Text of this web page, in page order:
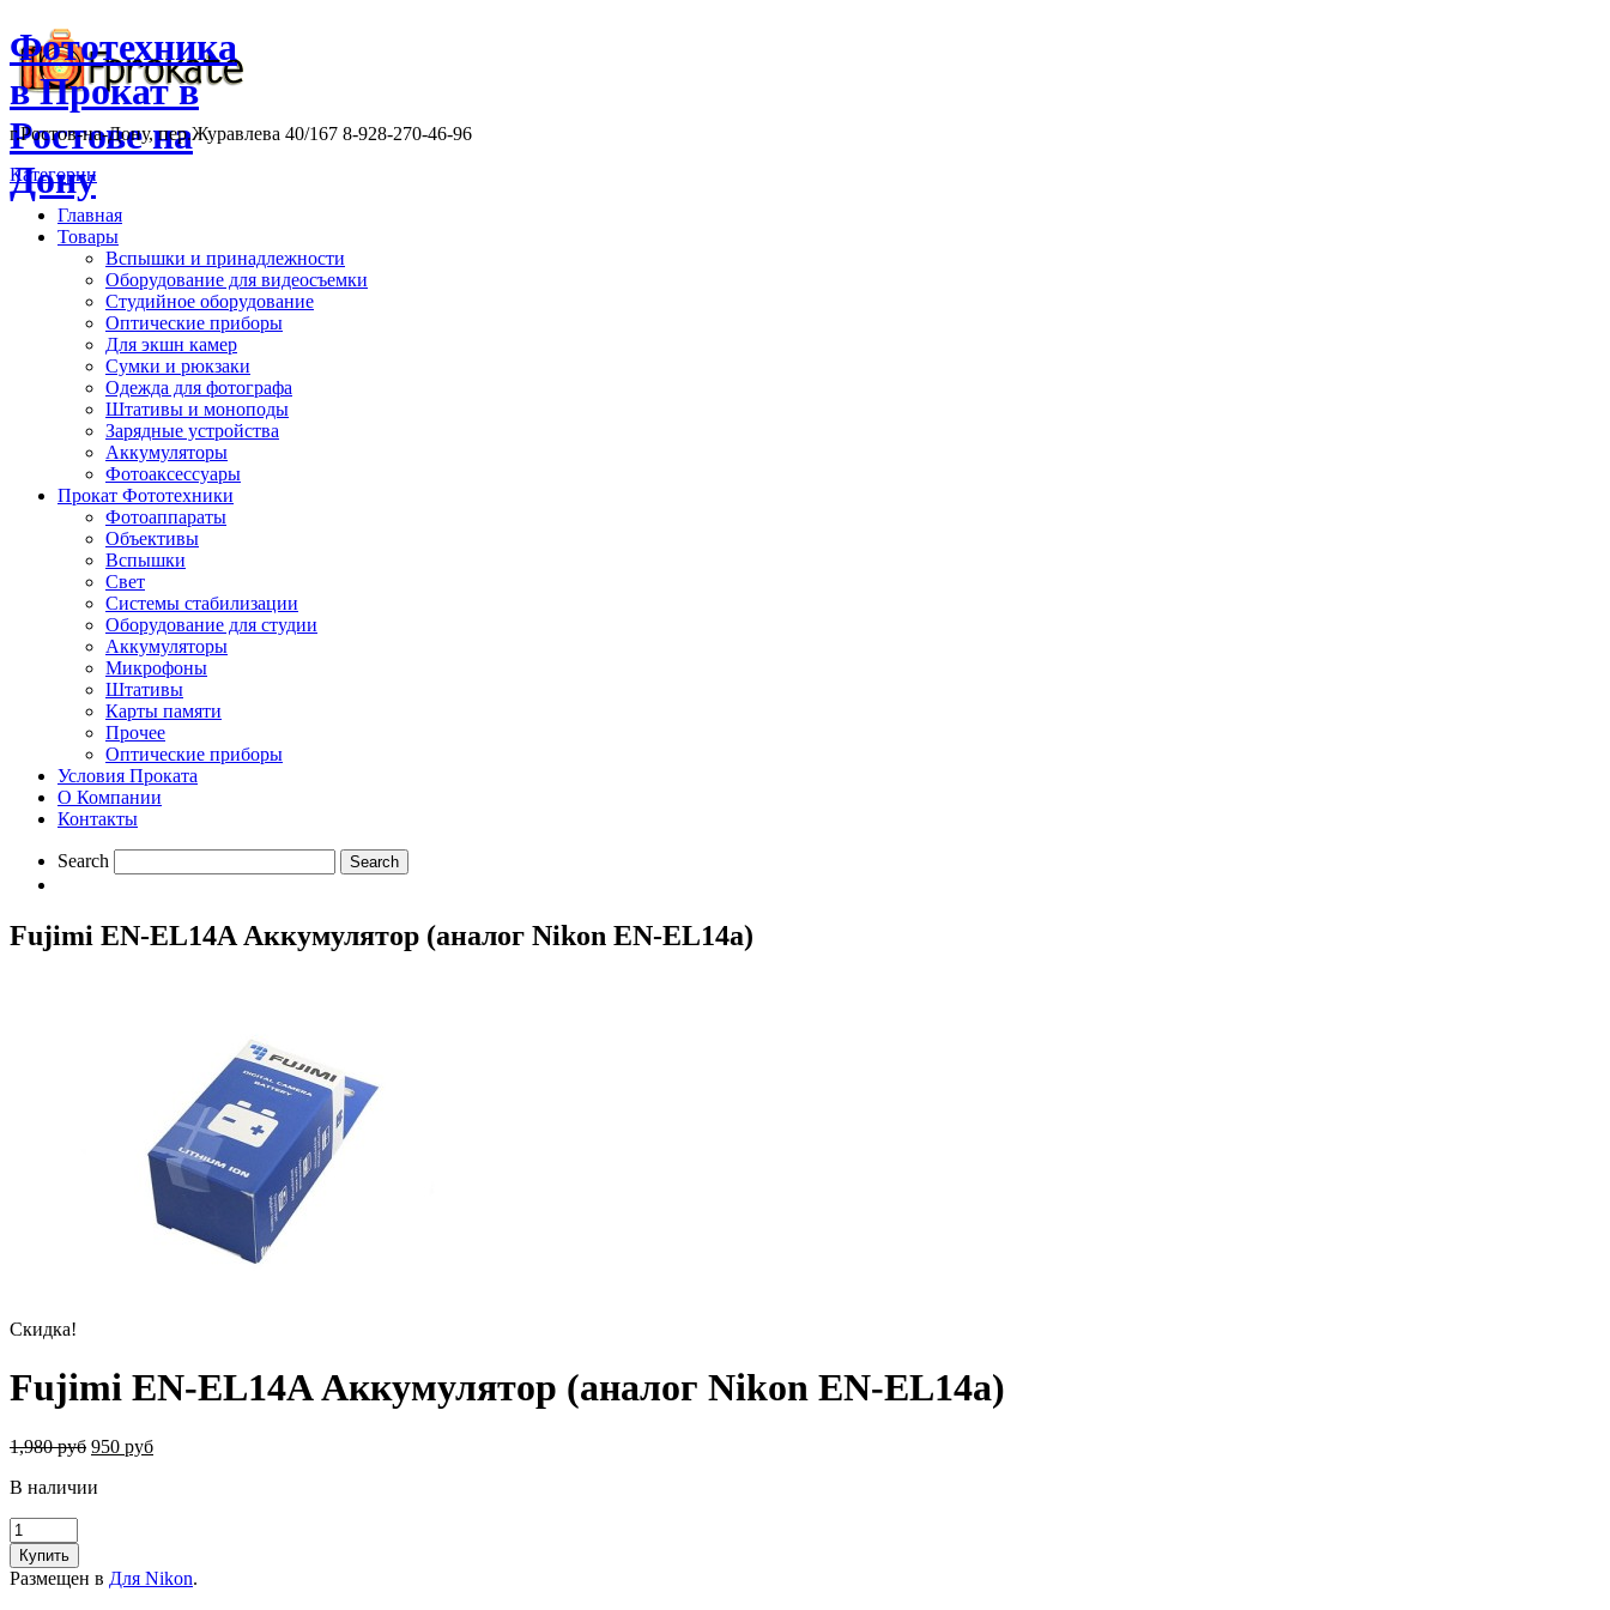
Фототехника
в Прокат в
Ростове на
Дону
г.Ростов-на-Дону, пер.Журавлева 40/167 8-928-270-46-96
Категории
Главная
Товары
Вспышки и принадлежности
Оборудование для видеосъемки
Студийное оборудование
Оптические приборы
Для экшн камер
Сумки и рюкзаки
Одежда для фотографа
Штативы и моноподы
Зарядные устройства
Аккумуляторы
Фотоаксессуары
Прокат Фототехники
Фотоаппараты
Объективы
Вспышки
Свет
Системы стабилизации
Оборудование для студии
Aккумуляторы
Микрофоны
Штативы
Карты памяти
Прочее
Оптические приборы
Условия Проката
О Компании
Контакты
Search
Fujimi EN-EL14A Аккумулятор (аналог Nikon EN-EL14a)
Скидка!
Fujimi EN-EL14A Аккумулятор (аналог Nikon EN-EL14a)
1,980 руб 950 руб
В наличии
Купить
Размещен в Для Nikon.